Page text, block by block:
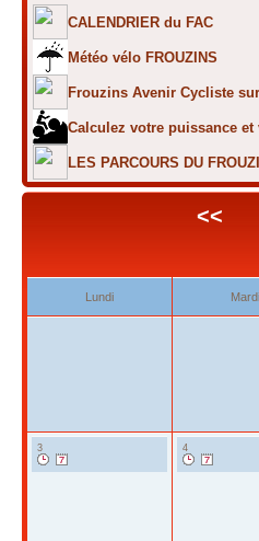
CALENDRIER du FAC
Météo vélo FROUZINS
Frouzins Avenir Cycliste
Calculez votre puissance et
LES PARCOURS DU
<<
Lundi Mardi
3 4